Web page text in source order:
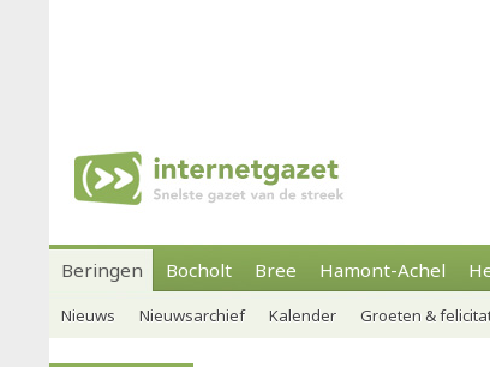
Beringen Bocholt Bree Hamont-Achel
Nieuws Nieuwsarchief Kalender Groeten &